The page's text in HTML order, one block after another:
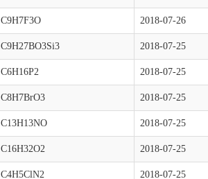
C9H7F3O 2018-07-26
C9H27BO3Si3 2018-07-25
C6H16P2 2018-07-25
C8H7BrO3 2018-07-25
C13H13NO 2018-07-25
C16H32O2 2018-07-25
C4H5ClN2 2018-07-25